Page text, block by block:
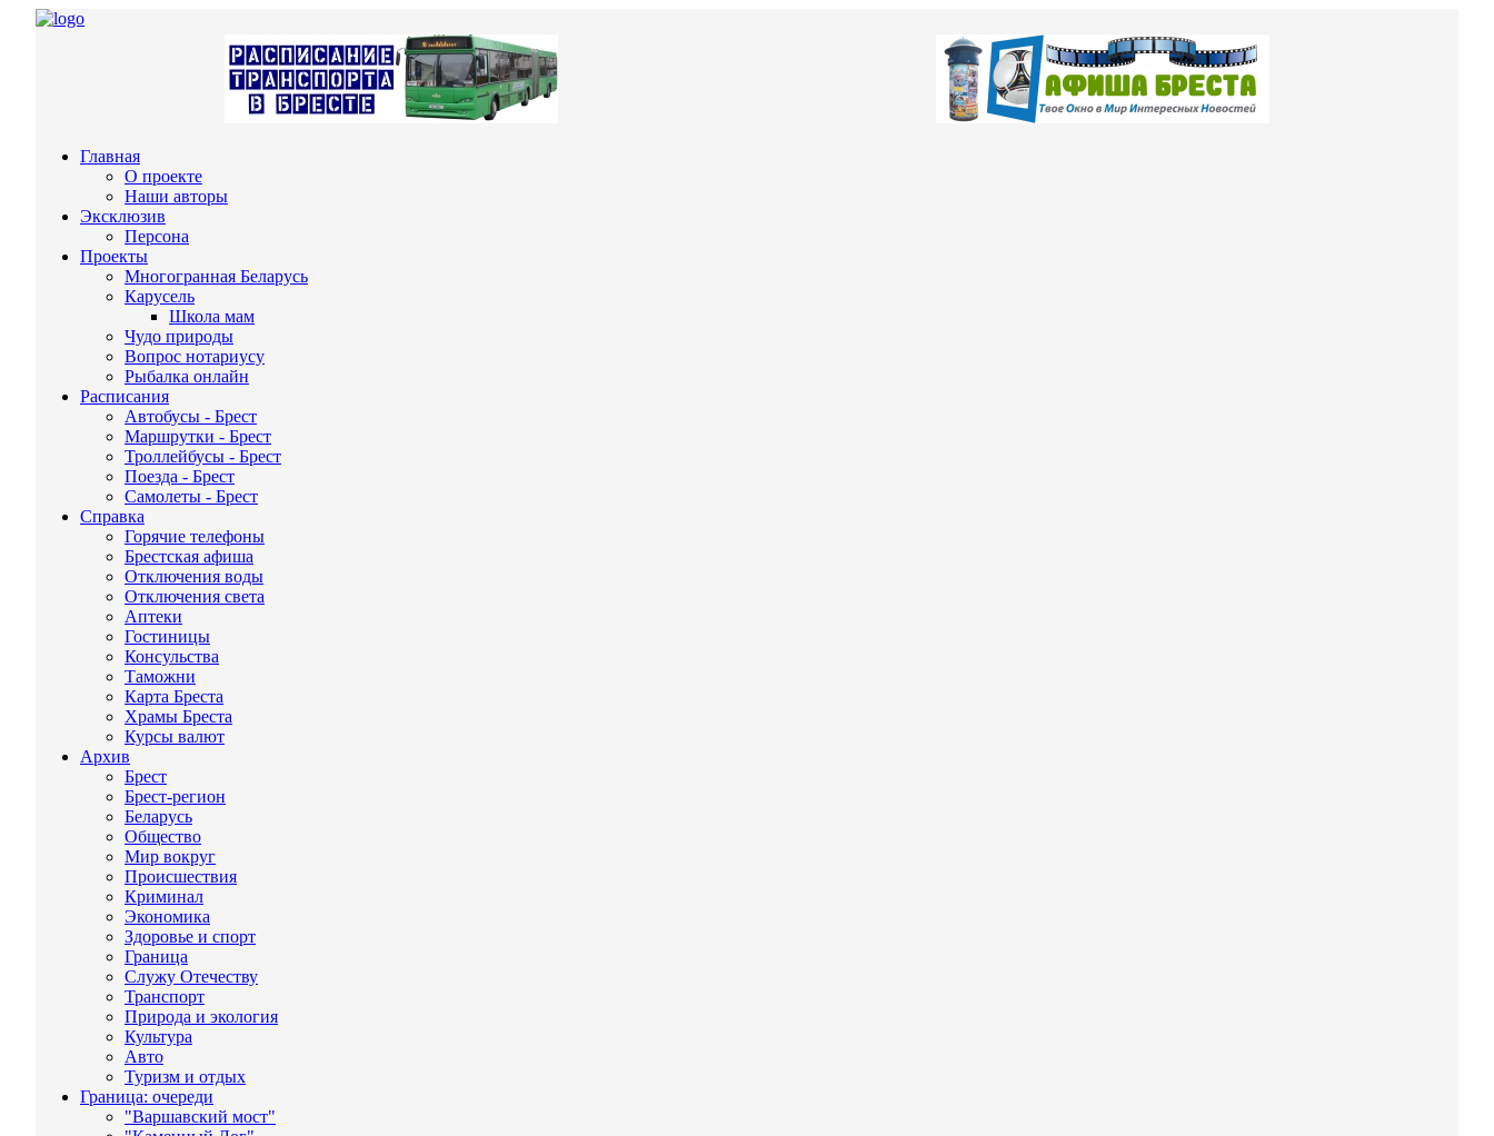
Главная
О проекте
Наши авторы
Эксклюзив
Персона
Проекты
Многогранная Беларусь
Карусель
Школа мам
Чудо природы
Вопрос нотариусу
Рыбалка онлайн
Расписания
Автобусы - Брест
Маршрутки - Брест
Троллейбусы - Брест
Поезда - Брест
Самолеты - Брест
Справка
Горячие телефоны
Брестская афиша
Отключения воды
Отключения света
Аптеки
Гостиницы
Консульства
Таможни
Карта Бреста
Храмы Бреста
Курсы валют
Архив
Брест
Брест-регион
Беларусь
Общество
Мир вокруг
Происшествия
Криминал
Экономика
Здоровье и спорт
Граница
Служу Отечеству
Транспорт
Природа и экология
Культура
Авто
Туризм и отдых
Граница: очереди
"Варшавский мост"